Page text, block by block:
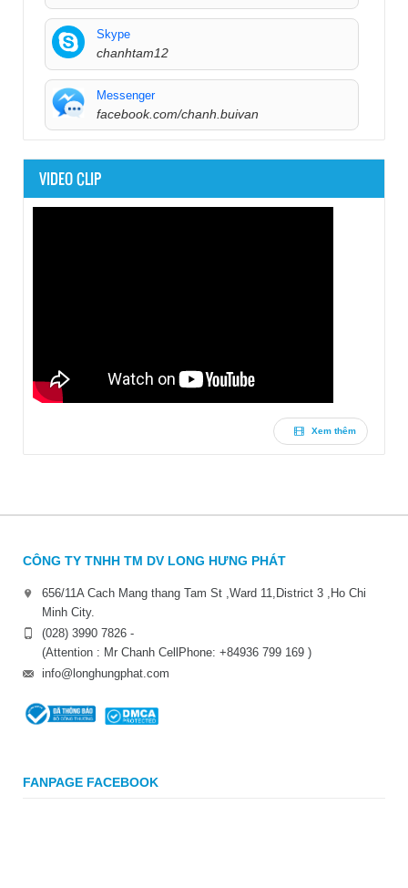
Skype
chanhtam12
Messenger
facebook.com/chanh.buivan
VIDEO CLIP
Xem thêm
CÔNG TY TNHH TM DV LONG HƯNG PHÁT
656/11A Cach Mang thang Tam St ,Ward 11,District 3 ,Ho Chi
Minh City.
(028) 3990 7826 -
(Attention : Mr Chanh CellPhone: +84936 799 169 )
info@longhungphat.com
FANPAGE FACEBOOK